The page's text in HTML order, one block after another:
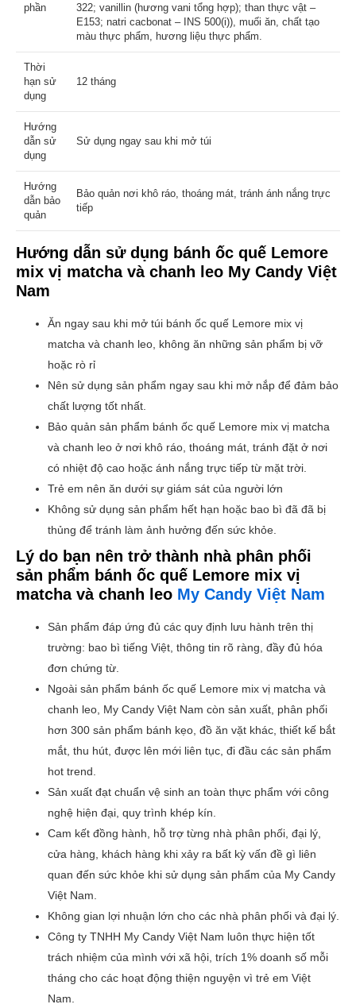
phần
322; vanillin (hương vani tổng hợp); than thực vật –
E153; natri cacbonat – INS 500(i)), muối ăn, chất tạo
màu thực phẩm, hương liệu thực phẩm.
Thời
hạn sử
dụng
12 tháng
Hướng
dẫn sử
dụng
Sử dụng ngay sau khi mở túi
Hướng
dẫn bảo
quản
Bảo quản nơi khô ráo, thoáng mát, tránh ánh nắng trực
tiếp
Hướng dẫn sử dụng bánh ốc quế Lemore
mix vị matcha và chanh leo My Candy Việt
Nam
Ăn ngay sau khi mở túi bánh ốc quế Lemore mix vị
matcha và chanh leo, không ăn những sản phẩm bị vỡ
hoặc rò rỉ
Nên sử dụng sản phẩm ngay sau khi mở nắp để đảm bảo
chất lượng tốt nhất.
Bảo quản sản phẩm bánh ốc quế Lemore mix vị matcha
và chanh leo ở nơi khô ráo, thoáng mát, tránh đặt ở nơi
có nhiệt độ cao hoặc ánh nắng trực tiếp từ mặt trời.
Trẻ em nên ăn dưới sự giám sát của người lớn
Không sử dụng sản phẩm hết hạn hoặc bao bì đã đã bị
thủng để tránh làm ảnh hưởng đến sức khỏe.
Lý do bạn nên trở thành nhà phân phối
sản phẩm bánh ốc quế Lemore mix vị
matcha và chanh leo My Candy Việt Nam
Sản phẩm đáp ứng đủ các quy định lưu hành trên thị
trường: bao bì tiếng Việt, thông tin rõ ràng, đầy đủ hóa
đơn chứng từ.
Ngoài sản phẩm bánh ốc quế Lemore mix vị matcha và
chanh leo, My Candy Việt Nam còn sản xuất, phân phối
hơn 300 sản phẩm bánh kẹo, đồ ăn vặt khác, thiết kế bắt
mắt, thu hút, được lên mới liên tục, đi đầu các sản phẩm
hot trend.
Sản xuất đạt chuẩn vệ sinh an toàn thực phẩm với công
nghệ hiện đại, quy trình khép kín.
Cam kết đồng hành, hỗ trợ từng nhà phân phối, đại lý,
cửa hàng, khách hàng khi xảy ra bất kỳ vấn đề gì liên
quan đến sức khỏe khi sử dụng sản phẩm của My Candy
Việt Nam.
Không gian lợi nhuận lớn cho các nhà phân phối và đại lý.
Công ty TNHH My Candy Việt Nam luôn thực hiện tốt
trách nhiệm của mình với xã hội, trích 1% doanh số mỗi
tháng cho các hoạt động thiện nguyện vì trẻ em Việt
Nam.